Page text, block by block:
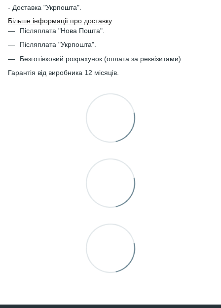
- Доставка "Укрпошта".
Більше інформації про доставку
Післяплата "Нова Пошта".
Післяплата "Укрпошта".
Безготівковий розрахунок (оплата за реквізитами)
Гарантія від виробника 12 місяців.